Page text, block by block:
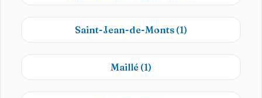
Saint-Jean-de-Monts (1)
Maillé (1)